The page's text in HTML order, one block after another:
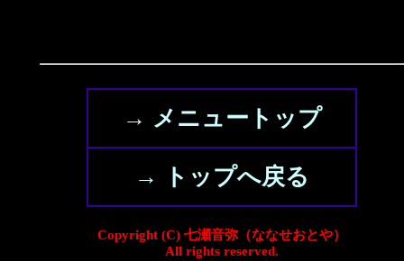
→ メニュートップ
→ トップへ戻る
Copyright (C) 七瀬音弥（ななせおとや）
All rights reserved.